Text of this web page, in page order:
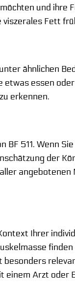
und ihre
Fett
ähnlichen
essen
erkennen.
511. Wenn
der
Ihrer
finden
einem Arzt